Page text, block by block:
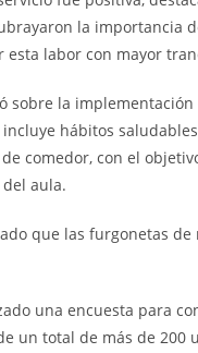
la importancia
labor con mayor
sobre la
hábitos
comedor, con el
aula.
que las furgonetas
una encuesta para
un total de más de